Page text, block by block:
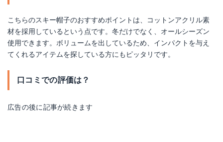
こちらのスキー帽子のおすすめポイントは、コットンアクリル素
材を採用しているという点です。冬だけでなく、オールシーズン
使用できます。ボリュームを出しているため、インパクトを与え
てくれるアイテムを探している方にもピッタリです。
口コミでの評価は？
広告の後に記事が続きます